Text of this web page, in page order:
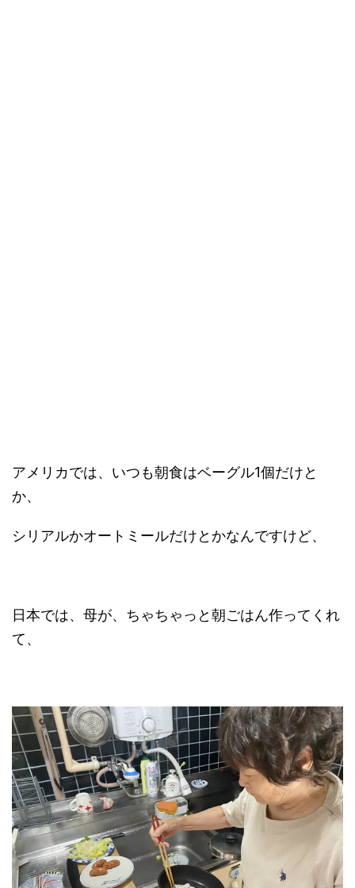
アメリカでは、いつも朝食はベーグル1個だけと
か、
シリアルかオートミールだけとかなんですけど、
日本では、母が、ちゃちゃっと朝ごはん作ってくれ
て、